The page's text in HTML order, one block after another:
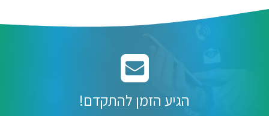
הגיע הזמן להתקדם!